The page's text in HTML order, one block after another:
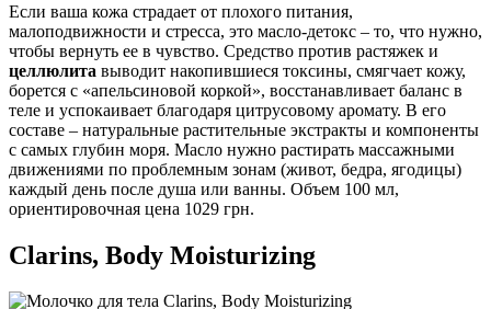
Если ваша кожа страдает от плохого питания,
малоподвижности и стресса, это масло-детокс – то, что нужно,
чтобы вернуть ее в чувство. Средство против растяжек и
целлюлита выводит накопившиеся токсины, смягчает кожу,
борется с «апельсиновой коркой», восстанавливает баланс в
теле и успокаивает благодаря цитрусовому аромату. В его
составе – натуральные растительные экстракты и компоненты
с самых глубин моря. Масло нужно растирать массажными
движениями по проблемным зонам (живот, бедра, ягодицы)
каждый день после душа или ванны. Объем 100 мл,
ориентировочная цена 1029 грн.
Clarins, Body Moisturizing